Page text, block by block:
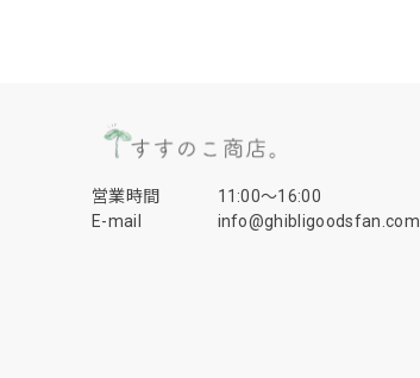
営業時間
11:00〜16:00
E-mail
info@ghibligoodsfan.com